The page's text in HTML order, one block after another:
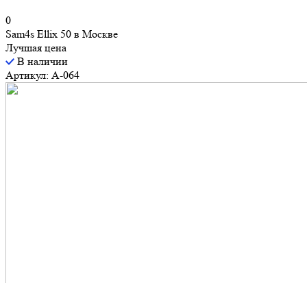
0
Sam4s Ellix 50 в Москве
Лучшая цена
В наличии
Артикул: A-064